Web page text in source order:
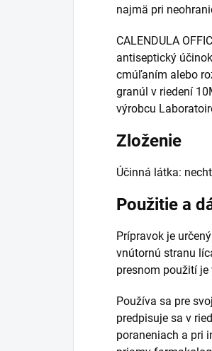
najmä pri
CALENDULA
antiseptický
cmúľaním alebo
granúl v riedení
výrobcu
Zloženie
Účinná látka:
Použitie a
Prípravok je
vnútornú stranu
presnom použití
Používa sa pre
predpisuje sa v
poraneniach a pri